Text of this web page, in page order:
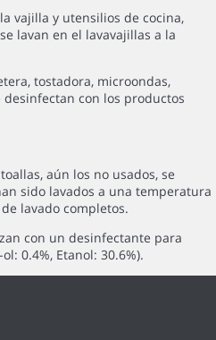
vajilla y utensilios de cocina,
lavan en el lavavajillas a la
tostadora, microondas,
con los productos
aún los no usados, se
sido lavados a una temperatura
lavado completos.
con un desinfectante para
0.4%, Etanol: 30.6%).